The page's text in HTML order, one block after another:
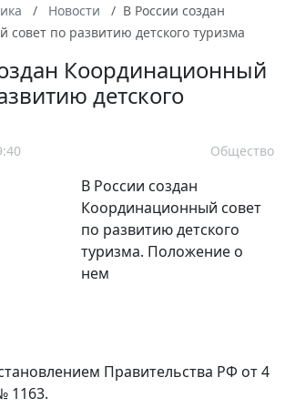
Новости
В России создан
по развитию детского туризма
Координационный
детского
Общество
В России создан
Координационный совет
по развитию детского
туризма. Положение о
нем
Правительства РФ от 4
1163.